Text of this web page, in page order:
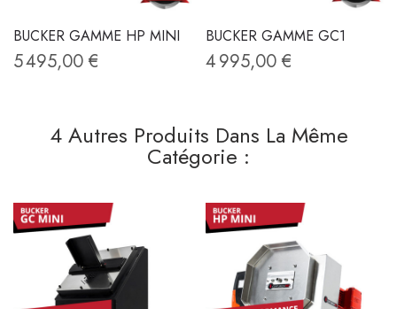
BUCKER GAMME HP MINI
5 495,00 €
BUCKER GAMME GC1
4 995,00 €
4 Autres Produits Dans La Même
Catégorie :